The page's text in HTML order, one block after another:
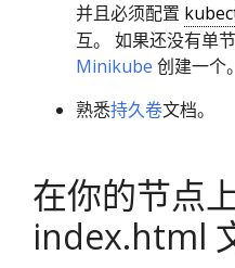
并且必须配置
互。 如果还没有单
Minikube 创建一个。
熟悉持久卷文档。
在你的节点
index.html